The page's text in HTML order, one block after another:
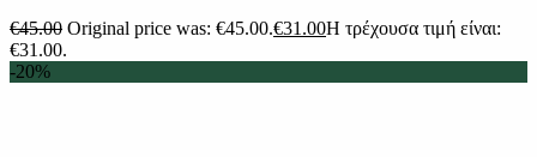
€45.00 Original price was: €45.00.€31.00Η τρέχουσα τιμή είναι:
€31.00.
-20%